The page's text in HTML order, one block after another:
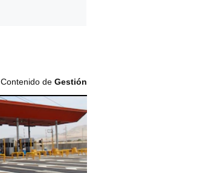
Contenido de Gestión